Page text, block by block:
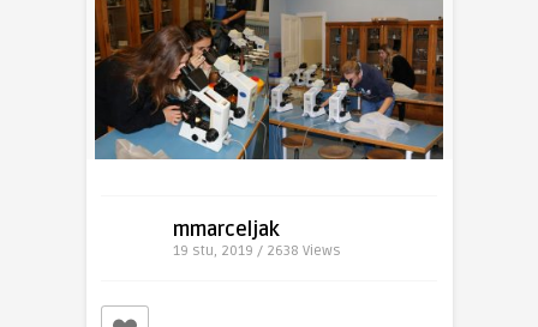
mmarceljak
19 stu, 2019 / 2638 Views